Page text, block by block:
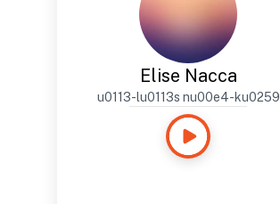
Elise Nacca
u0113-lu0113s nu00e4-ku0259